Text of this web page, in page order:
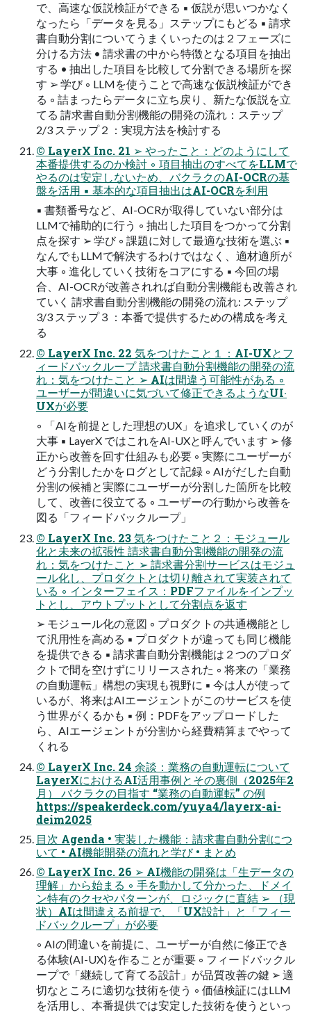
で、⾼速な仮説検証ができる ▪ 仮説が思いつかなく
なったら「データを⾒る」ステップにもどる ▪ 請求
書⾃動分割についてうまくいったのは２フェーズに
分ける⽅法 • 請求書の中から特徴となる項⽬を抽出
する • 抽出した項⽬を⽐較して分割できる場所を探
す ➢ 学び ◦ LLMを使うことで⾼速な仮説検証ができ
る ◦ 詰まったらデータに⽴ち戻り、新たな仮説を⽴
てる 請求書⾃動分割機能の開発の流れ：ステップ
2/3 ステップ２：実現⽅法を検討する
© LayerX Inc. 21 ➢ やったこと：どのようにして
本番提供するのか検討 ◦ 項⽬抽出のすべてをLLMで
やるのは安定しないため、バクラクのAI-OCRの基
盤を活⽤ ▪ 基本的な項⽬抽出はAI-OCRを利⽤
▪ 書類番号など、AI-OCRが取得していない部分は
LLMで補助的に⾏う ◦ 抽出した項⽬をつかって分割
点を探す ➢ 学び ◦ 課題に対して最適な技術を選ぶ ▪
なんでもLLMで解決するわけではなく、適材適所が
⼤事 ◦ 進化していく技術をコアにする ▪ 今回の場
合、AI-OCRが改善されれば⾃動分割機能も改善され
ていく 請求書⾃動分割機能の開発の流れ: ステップ
3/3 ステップ３：本番で提供するための構成を考え
る
© LayerX Inc. 22 気をつけたこと１：AI-UXとフ
ィードバックループ 請求書⾃動分割機能の開発の流
れ：気をつけたこと ➢ AIは間違う可能性がある ◦
ユーザーが間違いに気づいて修正できるようなUI‧
UXが必要
◦ 「AIを前提とした理想のUX」を追求していくのが
⼤事 ▪ LayerX ではこれをAI-UXと呼んでいます ➢ 修
正から改善を回す仕組みも必要 ◦ 実際にユーザーが
どう分割したかをログとして記録 ◦ AIがだした⾃動
分割の候補と実際にユーザーが分割した箇所を⽐較
して、改善に役⽴てる ◦ ユーザーの⾏動から改善を
図る「フィードバックループ」
© LayerX Inc. 23 気をつけたこと２：モジュール
化と未来の拡張性 請求書⾃動分割機能の開発の流
れ：気をつけたこと ➢ 請求書分割サービスはモジュ
ール化し、プロダクトとは切り離されて実装されて
いる ◦ インターフェイス：PDFファイルをインプッ
トとし、アウトプットとして分割点を返す
➢ モジュール化の意図 ◦ プロダクトの共通機能とし
て汎⽤性を⾼める ▪ プロダクトが違っても同じ機能
を提供できる ▪ 請求書⾃動分割機能は２つのプロダ
クトで間を空けずにリリースされた ◦ 将来の「業務
の⾃動運転」構想の実現も視野に ▪ 今は⼈が使って
いるが、将来はAIエージェントがこのサービスを使
う世界がくるかも ▪ 例：PDFをアップロードした
ら、AIエージェントが分割から経費精算までやって
くれる
© LayerX Inc. 24 余談：業務の⾃動運転について
LayerXにおけるAI活⽤事例とその裏側（2025年2
⽉） バクラクの⽬指す “業務の⾃動運転” の例
https://speakerdeck.com/yuya4/layerx-ai-
deim2025
⽬次 Agenda • 実装した機能：請求書⾃動分割につ
いて • AI機能開発の流れと学び • まとめ
© LayerX Inc. 26 ➢ AI機能の開発は「⽣データの
理解」から始まる ◦ ⼿を動かして分かった、ドメイ
ン特有のクセやパターンが、ロジックに直結 ➢ （現
状）AIは間違える前提で、「UX設計」と「フィー
ドバックループ」が必要
◦ AIの間違いを前提に、ユーザーが⾃然に修正でき
る体験(AI-UX)を作ることが重要 ◦ フィードバックル
ープで「継続して育てる設計」が品質改善の鍵 ➢ 適
切なところに適切な技術を使う ◦ 価値検証にはLLM
を活⽤し、本番提供では安定した技術を使うといっ